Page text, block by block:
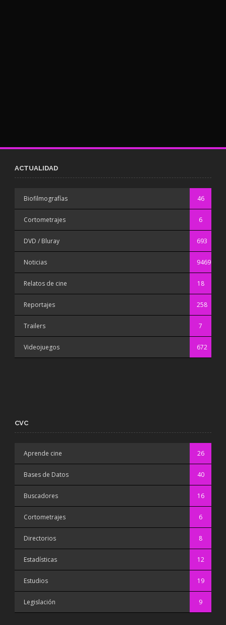
ACTUALIDAD
Biofilmografías 46
Cortometrajes 6
DVD / Bluray 693
Noticias 9469
Relatos de cine 18
Reportajes 258
Trailers 7
Videojuegos 672
CVC
Aprende cine 26
Bases de Datos 40
Buscadores 16
Cortometrajes 6
Directorios 8
Estadísticas 12
Estudios 19
Legislación 9